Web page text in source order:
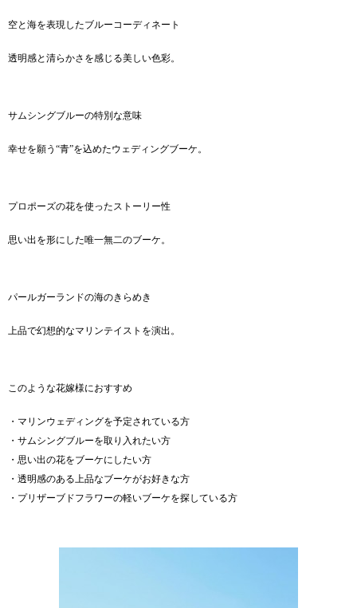
空と海を表現したブルーコーディネート
透明感と清らかさを感じる美しい色彩。
サムシングブルーの特別な意味
幸せを願う“青”を込めたウェディングブーケ。
プロポーズの花を使ったストーリー性
思い出を形にした唯一無二のブーケ。
パールガーランドの海のきらめき
上品で幻想的なマリンテイストを演出。
このような花嫁様におすすめ
・マリンウェディングを予定されている方
・サムシングブルーを取り入れたい方
・思い出の花をブーケにしたい方
・透明感のある上品なブーケがお好きな方
・プリザーブドフラワーの軽いブーケを探している方